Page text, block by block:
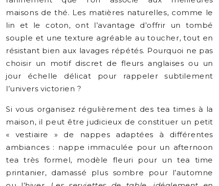
maisons de thé. Les matières naturelles, comme le
lin et le coton, ont l’avantage d’offrir un tombé
souple et une texture agréable au toucher, tout en
résistant bien aux lavages répétés. Pourquoi ne pas
choisir un motif discret de fleurs anglaises ou un
jour échelle délicat pour rappeler subtilement
l’univers victorien ?
Si vous organisez régulièrement des tea times à la
maison, il peut être judicieux de constituer un petit
« vestiaire » de nappes adaptées à différentes
ambiances : nappe immaculée pour un afternoon
tea très formel, modèle fleuri pour un tea time
printanier, damassé plus sombre pour l’automne